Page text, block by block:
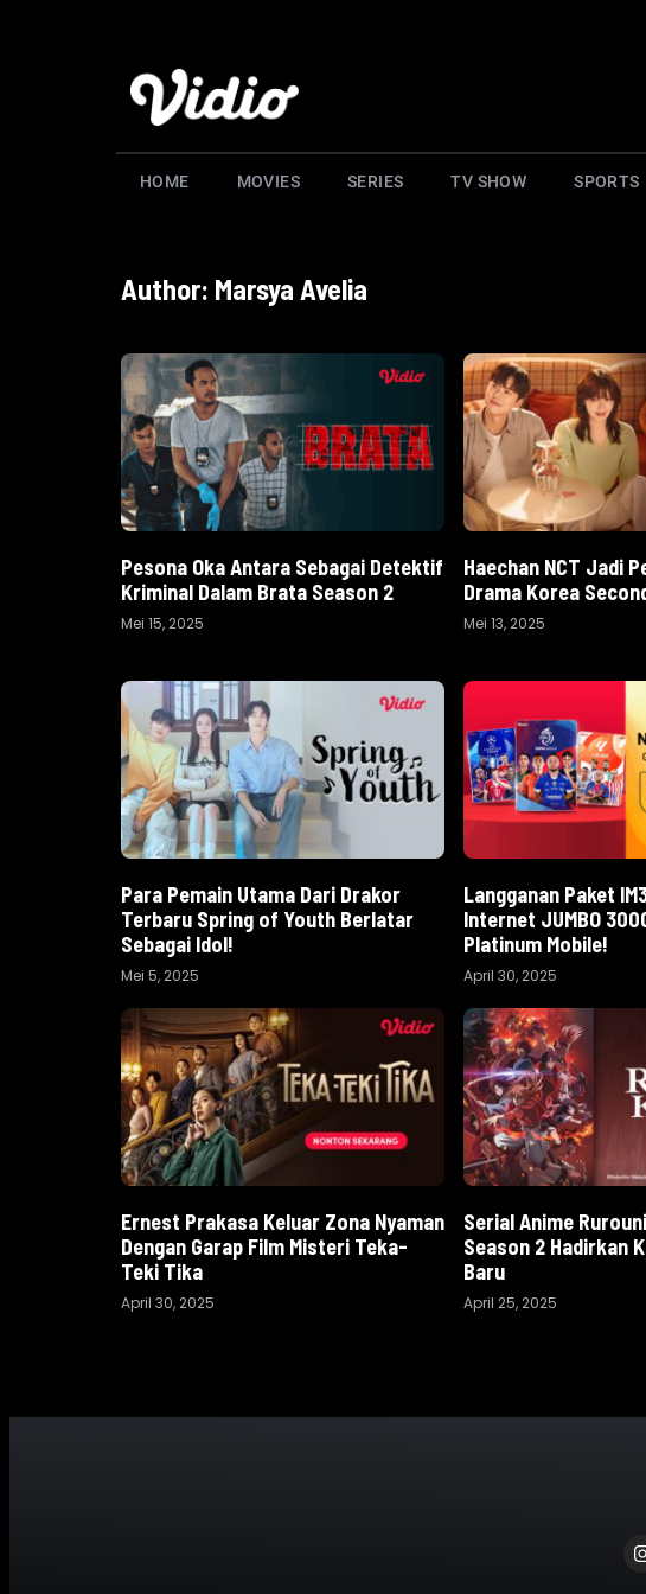
HOME MOVIES SERIES TV SHOW SPORTS
Author: Marsya Avelia
Pesona Oka Antara Sebagai Detektif
Kriminal Dalam Brata Season 2
Mei 15, 2025
Haechan NCT Jadi
Drama Korea
Mei 13, 2025
Para Pemain Utama Dari Drakor
Terbaru Spring of Youth Berlatar
Sebagai Idol!
Mei 5, 2025
Langganan Paket
Internet JUMBO
Platinum Mobile!
April 30, 2025
Ernest Prakasa Keluar Zona Nyaman
Dengan Garap Film Misteri Teka-
Teki Tika
April 30, 2025
Serial Anime
Season 2 Hadirkan
Baru
April 25, 2025